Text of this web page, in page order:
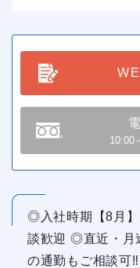
10:00
◎入社時期【8月
談歓迎 ◎直近・月
の通勤もご相談可